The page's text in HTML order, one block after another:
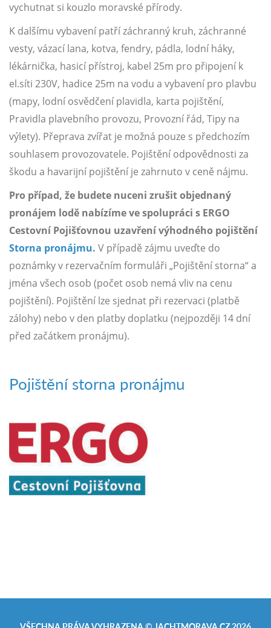
vychutnat si kouzlo moravské přírody.
K dalšímu vybavení patří záchranný kruh, záchranné
vesty, vázací lana, kotva, fendry, pádla, lodní háky,
lékárnička, hasicí přístroj, kabel 25m pro připojení k
el.síti 230V, hadice 25m na vodu a vybavení pro plavbu
(mapy, lodní osvědčení plavidla, karta pojištění,
Pravidla plavebního provozu, Provozní řád, Tipy na
výlety). Přeprava zvířat je možná pouze s předchozím
souhlasem provozovatele. Pojištění odpovědnosti za
škodu a havarijní pojištění je zahrnuto v ceně nájmu.
Pro případ, že budete nuceni zrušit objednaný
pronájem lodě nabízíme ve spolupráci s ERGO
Cestovní Pojišťovnou uzavření výhodného pojištění
Storna pronájmu. V případě zájmu uveďte do
poznámky v rezervačním formuláři „Pojištění storna“ a
jména všech osob (počet osob nemá vliv na cenu
pojištění). Pojištění lze sjednat při rezervaci (platbě
zálohy) nebo v den platby doplatku (nejpozději 14 dní
před začátkem pronájmu).
Pojištění storna pronájmu